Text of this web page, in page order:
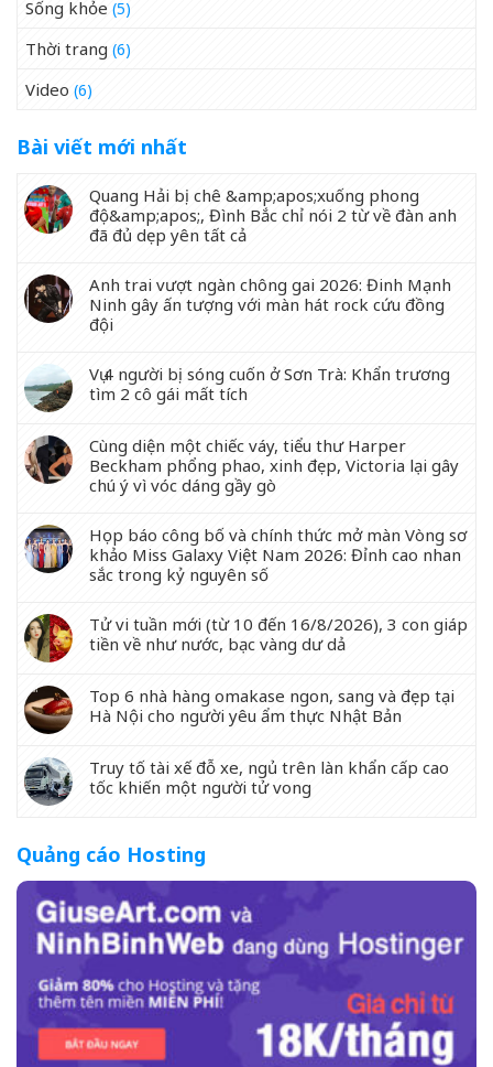
Sống khỏe (5)
Thời trang (6)
Video (6)
Bài viết mới nhất
Quang Hải bị chê &amp;apos;xuống phong
độ&amp;apos;, Đình Bắc chỉ nói 2 từ về đàn anh
đã đủ dẹp yên tất cả
Anh trai vượt ngàn chông gai 2026: Đinh Mạnh
Ninh gây ấn tượng với màn hát rock cứu đồng
đội
Vụ 4 người bị sóng cuốn ở Sơn Trà: Khẩn trương
tìm 2 cô gái mất tích
Cùng diện một chiếc váy, tiểu thư Harper
Beckham phổng phao, xinh đẹp, Victoria lại gây
chú ý vì vóc dáng gầy gò
Họp báo công bố và chính thức mở màn Vòng sơ
khảo Miss Galaxy Việt Nam 2026: Đỉnh cao nhan
sắc trong kỷ nguyên số
Tử vi tuần mới (từ 10 đến 16/8/2026), 3 con giáp
tiền về như nước, bạc vàng dư dả
Top 6 nhà hàng omakase ngon, sang và đẹp tại
Hà Nội cho người yêu ẩm thực Nhật Bản
Truy tố tài xế đỗ xe, ngủ trên làn khẩn cấp cao
tốc khiến một người tử vong
Quảng cáo Hosting